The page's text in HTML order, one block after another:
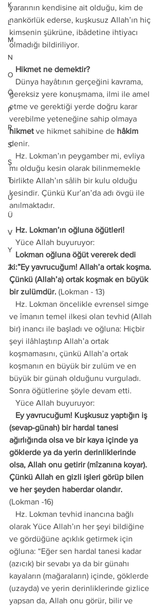
K
L
M
N
O
Ö
P
R
S
Ş
T
U
Ü
V
Y
Z
yararının kendisine ait olduğu, kim de
nankörlük ederse, kuşkusuz Allah’ın hiç
kimsenin şükrüne, ibâdetine ihtiyacı
olmadığı bildiriliyor.
   Hikmet ne demektir?
gereksiz yere konuşmama, ilmi ile amel
etme ve gerektiği yerde doğru karar
verebilme yeteneğine sahip olmaya
hikmet ve hikmet sahibine de hâkim
denir.
mı olduğu kesin olarak bilinmemekle
birlikte Allah’ın sâlih bir kulu olduğu
kesindir. Çünkü Kur’an’da adı övgü ile
anılmaktadır.
   Hz. Lokman’ın oğluna öğütleri!
   Yüce Allah buyuruyor:
   Lokman oğluna öğüt vererek dedi
ki:”Ey yavrucuğum! Allah’a ortak koşma.
Çünkü (Allah’a) ortak koşmak en büyük
bir zulümdür. (Lokman - 13)
ve îmanın temel ilkesi olan tevhid (Allah
bir) inancı ile başladı ve oğluna: Hiçbir
şeyi ilâhlaştırıp Allah’a ortak
koşmamasını, çünkü Allah’a ortak
koşmanın en büyük bir zulüm ve en
büyük bir günah olduğunu vurguladı.
Sonra öğütlerine şöyle devam etti.
   Yüce Allah buyuruyor:
(sevap-günah) bir hardal tanesi
ağırlığında olsa ve bir kaya içinde ya
göklerde ya da yerin derinliklerinde
olsa, Allah onu getirir (mîzanına koyar).
Çünkü Allah en gizli işleri görüp bilen
ve her şeyden haberdar olandır.
(Lokman -16)
olarak Yüce Allah’ın her şeyi bildiğine
ve gördüğüne açıklık getirmek için
oğluna: “Eğer sen hardal tanesi kadar
(azıcık) bir sevabı ya da bir günahı
kayaların (mağaraların) içinde, göklerde
(uzayda) ve yerin derinliklerinde gizlice
yapsan da, Allah onu görür, bilir ve